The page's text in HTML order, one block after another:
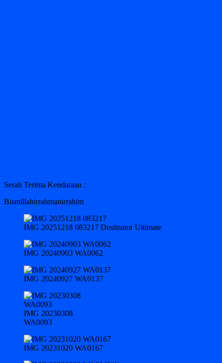
Serah Terima Kendaraan :
Bismillahirrahmanirrahim
IMG 20251218 083217 Destinator Ultimate
IMG 20240903 WA0062
IMG 20240927 WA0137
IMG 20230308
WA0093
IMG 20231020 WA0167